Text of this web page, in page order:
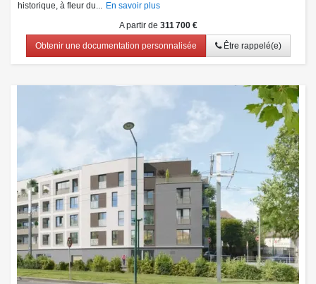
historique, à fleur du... En savoir plus
A partir de 311 700 €
Obtenir une documentation personnalisée Être rappelé(e)